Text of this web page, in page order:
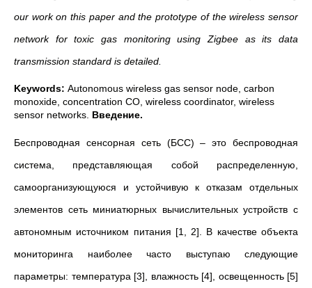
our work on this paper and the prototype of the wireless sensor
network for toxic gas monitoring using Zigbee as its data
transmission standard is detailed.
Keywords: Autonomous wireless gas sensor node, carbon
monoxide, concentration CO, wireless coordinator, wireless
sensor networks. Введение.
Беспроводная сенсорная сеть (БСС) – это беспроводная
система, представляющая собой распределенную,
самоорганизующуюся и устойчивую к отказам отдельных
элементов сеть миниатюрных вычислительных устройств с
автономным источником питания [1, 2]. В качестве объекта
мониторинга наиболее часто выступаю следующие
параметры: температура [3], влажность [4], освещенность [5]